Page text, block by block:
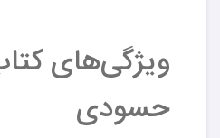
ویژگی‌های
حسودی